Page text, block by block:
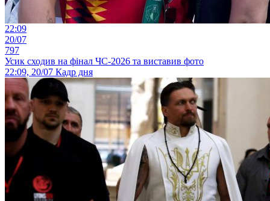
22:09
20/07
797
Усик сходив на фінал ЧС-2026 та виставив фото
22:09, 20/07 Кадр дня